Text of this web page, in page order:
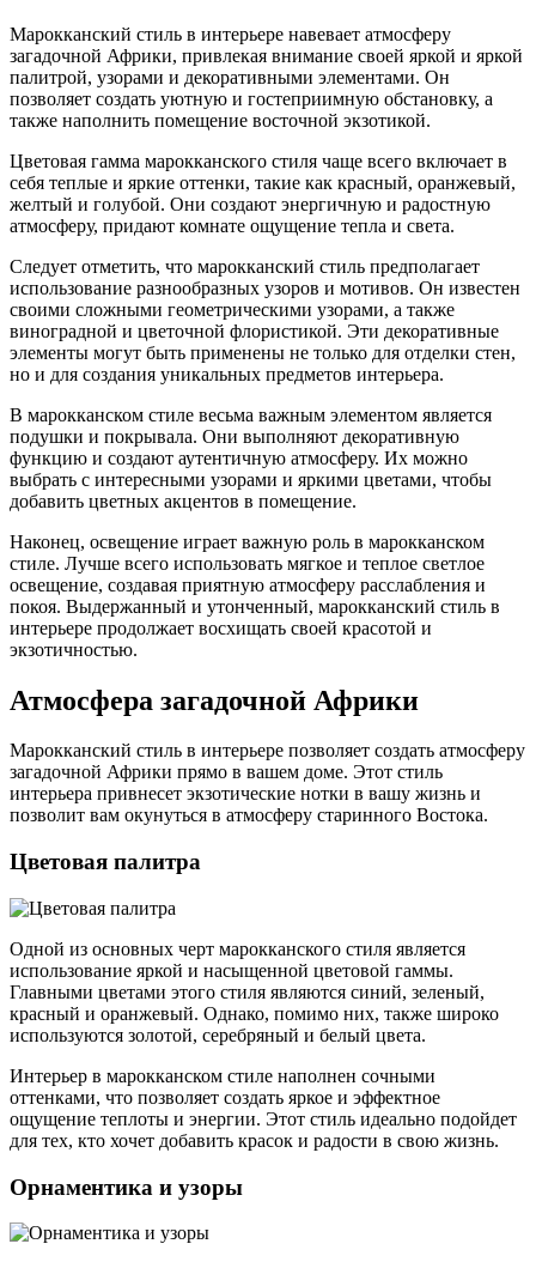
Марокканский стиль в интерьере навевает атмосферу
загадочной Африки, привлекая внимание своей яркой и яркой
палитрой, узорами и декоративными элементами. Он
позволяет создать уютную и гостеприимную обстановку, а
также наполнить помещение восточной экзотикой.
Цветовая гамма марокканского стиля чаще всего включает в
себя теплые и яркие оттенки, такие как красный, оранжевый,
желтый и голубой. Они создают энергичную и радостную
атмосферу, придают комнате ощущение тепла и света.
Следует отметить, что марокканский стиль предполагает
использование разнообразных узоров и мотивов. Он известен
своими сложными геометрическими узорами, а также
виноградной и цветочной флористикой. Эти декоративные
элементы могут быть применены не только для отделки стен,
но и для создания уникальных предметов интерьера.
В марокканском стиле весьма важным элементом является
подушки и покрывала. Они выполняют декоративную
функцию и создают аутентичную атмосферу. Их можно
выбрать с интересными узорами и яркими цветами, чтобы
добавить цветных акцентов в помещение.
Наконец, освещение играет важную роль в марокканском
стиле. Лучше всего использовать мягкое и теплое светлое
освещение, создавая приятную атмосферу расслабления и
покоя. Выдержанный и утонченный, марокканский стиль в
интерьере продолжает восхищать своей красотой и
экзотичностью.
Атмосфера загадочной Африки
Марокканский стиль в интерьере позволяет создать атмосферу
загадочной Африки прямо в вашем доме. Этот стиль
интерьера привнесет экзотические нотки в вашу жизнь и
позволит вам окунуться в атмосферу старинного Востока.
Цветовая палитра
Одной из основных черт марокканского стиля является
использование яркой и насыщенной цветовой гаммы.
Главными цветами этого стиля являются синий, зеленый,
красный и оранжевый. Однако, помимо них, также широко
используются золотой, серебряный и белый цвета.
Интерьер в марокканском стиле наполнен сочными
оттенками, что позволяет создать яркое и эффектное
ощущение теплоты и энергии. Этот стиль идеально подойдет
для тех, кто хочет добавить красок и радости в свою жизнь.
Орнаментика и узоры